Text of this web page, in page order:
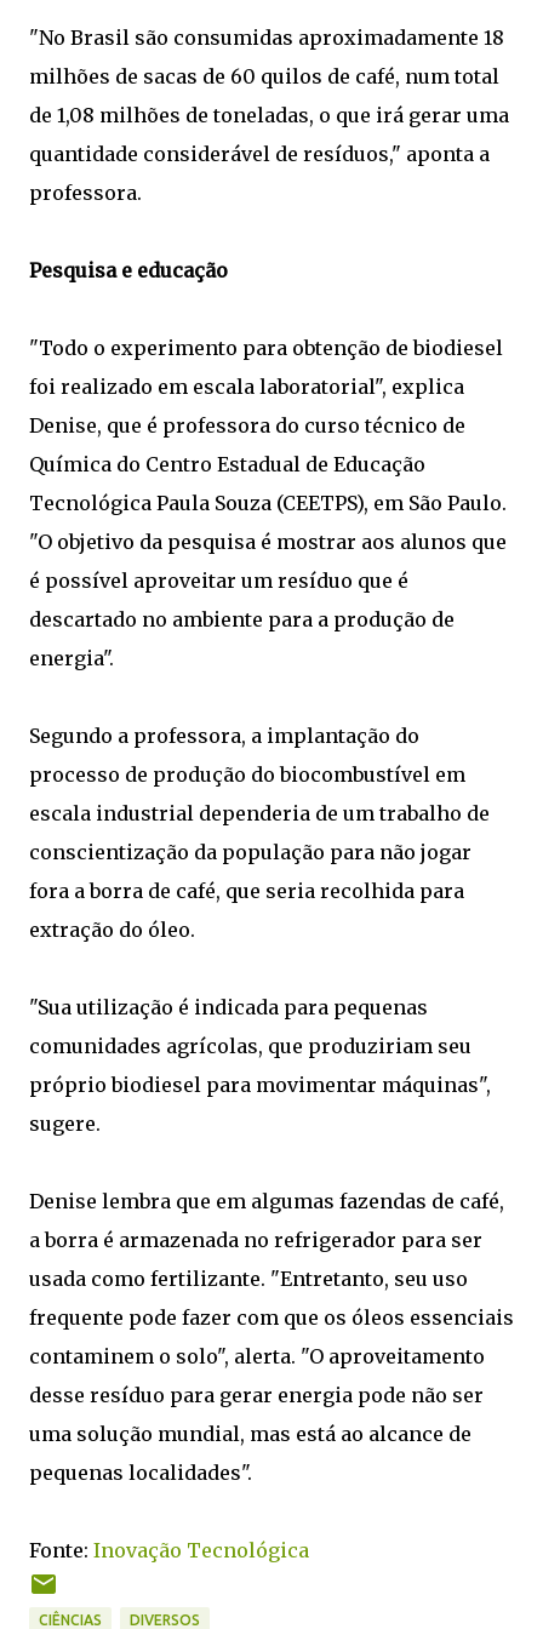
"No Brasil são consumidas aproximadamente 18
milhões de sacas de 60 quilos de café, num total
de 1,08 milhões de toneladas, o que irá gerar uma
quantidade considerável de resíduos," aponta a
professora.
Pesquisa e educação
"Todo o experimento para obtenção de biodiesel
foi realizado em escala laboratorial", explica
Denise, que é professora do curso técnico de
Química do Centro Estadual de Educação
Tecnológica Paula Souza (CEETPS), em São Paulo.
"O objetivo da pesquisa é mostrar aos alunos que
é possível aproveitar um resíduo que é
descartado no ambiente para a produção de
energia".
Segundo a professora, a implantação do
processo de produção do biocombustível em
escala industrial dependeria de um trabalho de
conscientização da população para não jogar
fora a borra de café, que seria recolhida para
extração do óleo.
"Sua utilização é indicada para pequenas
comunidades agrícolas, que produziriam seu
próprio biodiesel para movimentar máquinas",
sugere.
Denise lembra que em algumas fazendas de café,
a borra é armazenada no refrigerador para ser
usada como fertilizante. "Entretanto, seu uso
frequente pode fazer com que os óleos essenciais
contaminem o solo", alerta. "O aproveitamento
desse resíduo para gerar energia pode não ser
uma solução mundial, mas está ao alcance de
pequenas localidades".
Fonte: Inovação Tecnológica
CIÊNCIAS DIVERSOS